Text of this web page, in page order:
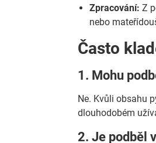
Zpracování: Z
nebo
Často
1. Mohu
Ne. Kvůli obsahu
dlouhodobém
2. Je podběl